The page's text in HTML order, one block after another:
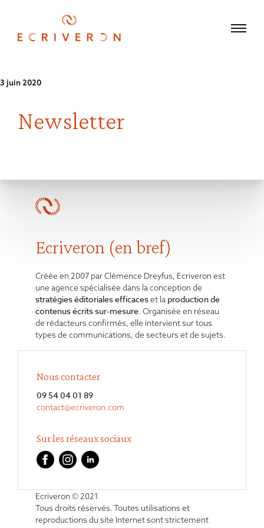
3 juin 2020
Newsletter
Ecriveron (en bref)
Créée en 2007 par Clémence Dreyfus, Ecriveron est
une agence spécialisée dans la conception de
stratégies éditorialesefficaceset la production de
contenus écrits sur-mesure. Organisée en réseau
de rédacteurs confirmés, elle intervient sur tous
types de communications, de secteurs et de sujets.
Nous contacter
09 54 04 01 89
contact@ecriveron.com
Sur les réseaux sociaux
Ecriveron © 2021
Tous droits réservés. Toutes utilisations et
reproductions du site Internet sont strictement